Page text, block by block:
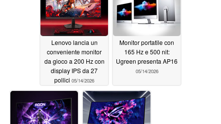
Lenovo lancia un
conveniente monitor
da gioco a 200 Hz con
display IPS da 27
pollici 05/14/2026
Monitor portatile con
165 Hz e 500 nit:
Ugreen presenta AP16
05/14/2026